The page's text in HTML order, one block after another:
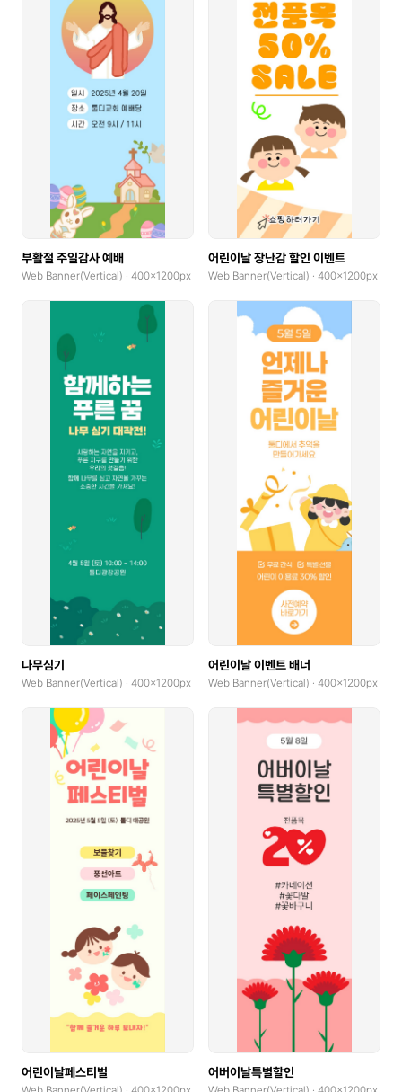
부활절 주일감사 예배
Web Banner(Vertical) · 400x1200px
어린이날 장난감 할인 이벤트
Web Banner(Vertical) · 400x1200px
나무심기
Web Banner(Vertical) · 400x1200px
어린이날 이벤트 배너
Web Banner(Vertical) · 400x1200px
어린이날페스티벌 어버이날특별할인